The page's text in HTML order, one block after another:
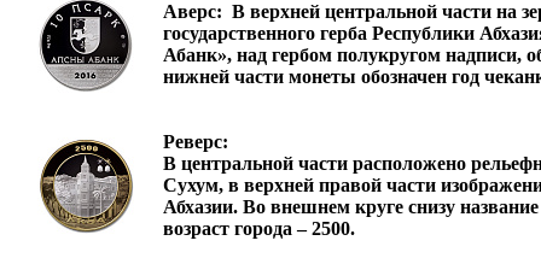
Аверс: В верхней центральной части на
государственного герба Республики
Абанк», над гербом полукругом надписи,
нижней части монеты обозначен год
Реверс:
В центральной части расположено
Сухум, в верхней правой части
Абхазии. Во внешнем круге снизу
возраст города – 2500.